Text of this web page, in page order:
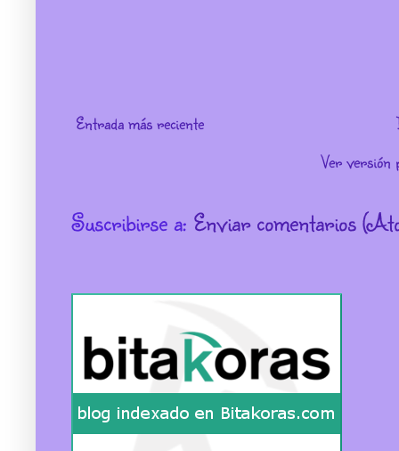
Entrada más reciente
Ver versión
Suscribirse a: Enviar comentarios